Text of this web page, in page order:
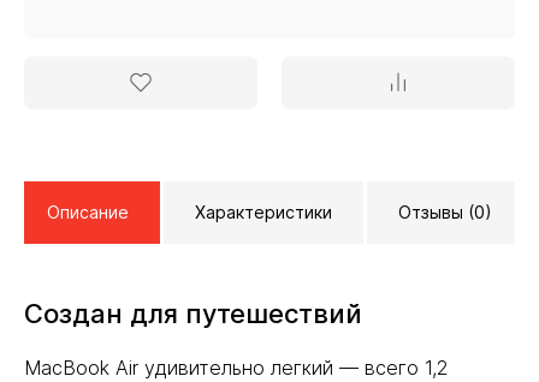
Описание Характеристики Отзывы (0)
Создан для путешествий
MacBook Air удивительно легкий — всего 1,2